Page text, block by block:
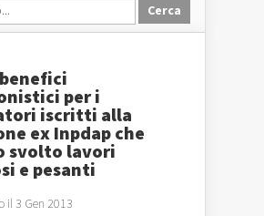
per i
iscritti alla
ex Inpdap che
svolto lavori
e pesanti
il 3 Gen 2013